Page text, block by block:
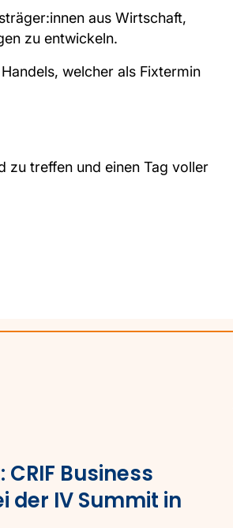
aus Wirtschaft,
zu entwickeln.
welcher als Fixtermin
zu treffen und einen Tag voller
Business
der IV Summit in